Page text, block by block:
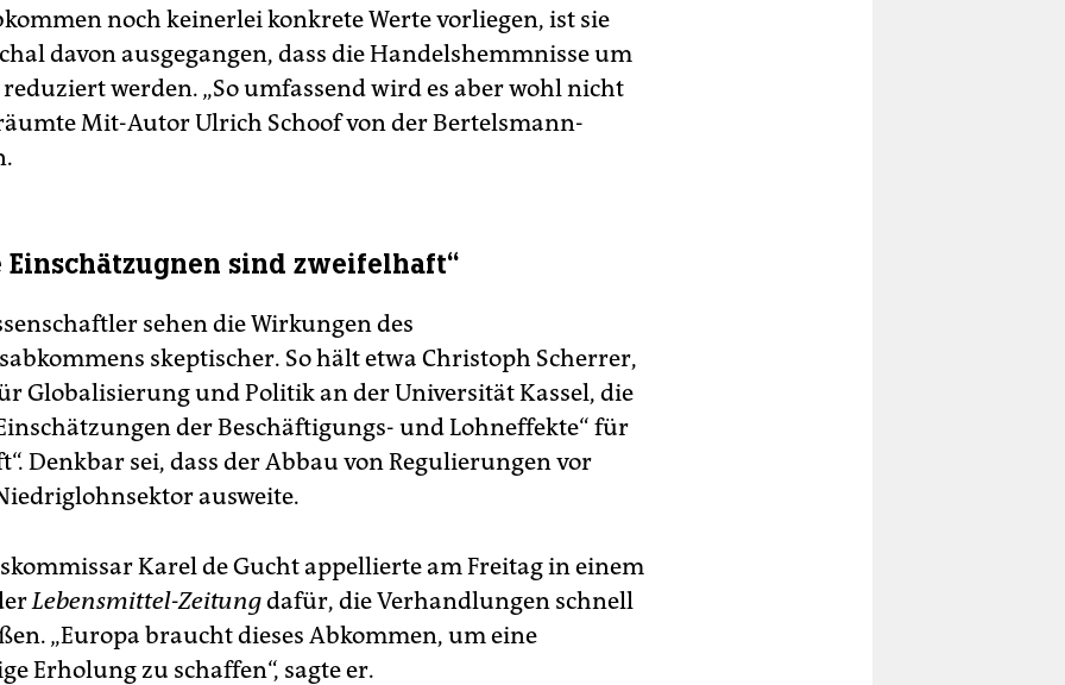
noch keinerlei konkrete Werte vorliegen, ist sie
davon ausgegangen, dass die Handelshemmnisse um
werden. „So umfassend wird es aber wohl nicht
Mit-Autor Ulrich Schoof von der Bertelsmann-
Einschätzugnen sind zweifelhaft“
sehen die Wirkungen des
skeptischer. So hält etwa Christoph Scherrer,
Globalisierung und Politik an der Universität Kassel, die
der Beschäftigungs- und Lohneffekte“ für
Denkbar sei, dass der Abbau von Regulierungen vor
ausweite.
Karel de Gucht appellierte am Freitag in einem
Lebensmittel-Zeitungdafür, die Verhandlungen schnell
„Europa braucht dieses Abkommen, um eine
Erholung zu schaffen“, sagte er.